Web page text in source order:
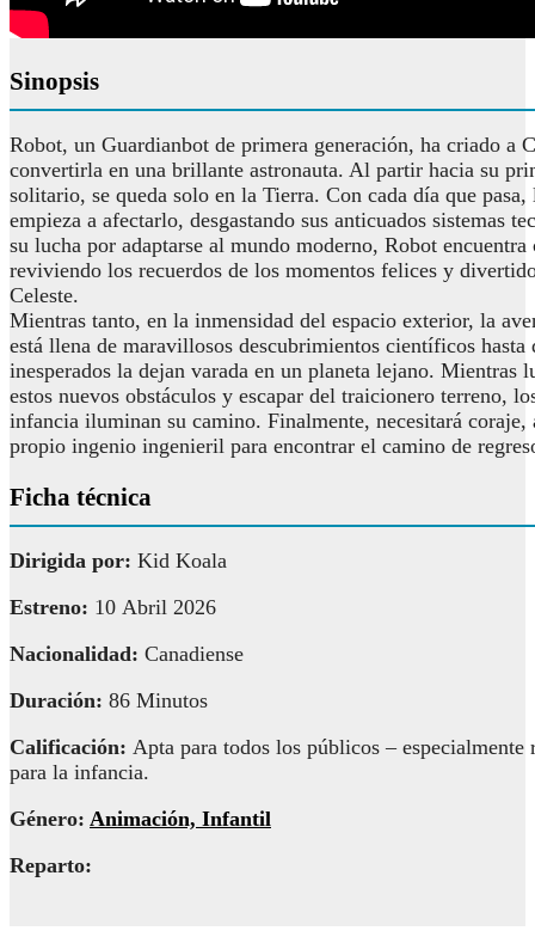
Sinopsis
Robot, un Guardianbot de primera generación, ha criado a
convertirla en una brillante astronauta. Al partir hacia su
solitario, se queda solo en la Tierra. Con cada día que pasa,
empieza a afectarlo, desgastando sus anticuados sistemas
su lucha por adaptarse al mundo moderno, Robot encuentra
reviviendo los recuerdos de los momentos felices y
Celeste.
Mientras tanto, en la inmensidad del espacio exterior, la
está llena de maravillosos descubrimientos científicos hasta
inesperados la dejan varada en un planeta lejano. Mientras
estos nuevos obstáculos y escapar del traicionero terreno,
infancia iluminan su camino. Finalmente, necesitará coraje,
propio ingenio ingenieril para encontrar el camino de
Ficha técnica
Dirigida por: Kid Koala
Estreno: 10 Abril 2026
Nacionalidad: Canadiense
Duración: 86 Minutos
Calificación: Apta para todos los públicos – especialmente
para la infancia.
Género: Animación, Infantil
Reparto: